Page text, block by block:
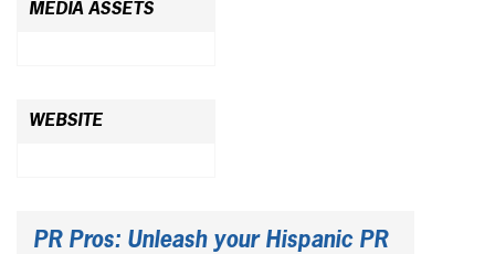
MEDIA ASSETS
WEBSITE
PR Pros: Unleash your Hispanic PR